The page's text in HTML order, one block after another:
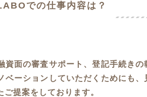
での仕事内容は？
資面の審査サポート、登記手続きの
ーションしていただくためにも、
提案をしております。